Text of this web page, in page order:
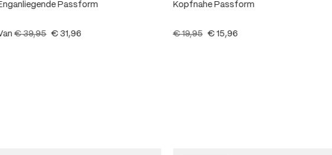
Passform
€ 39,95 € 31,96
Kopfnahe Passform
€ 19,95 € 15,96